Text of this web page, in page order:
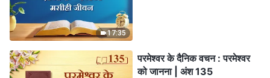
17:35
परमेश्वर के दैनिक वचन : परमेश्वर
को जानना | अंश 135